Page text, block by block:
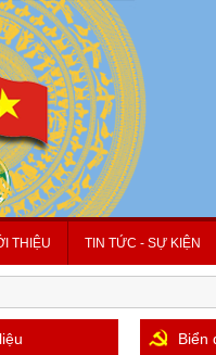
THIỆU TIN TỨC - SỰ KIỆN
Biển